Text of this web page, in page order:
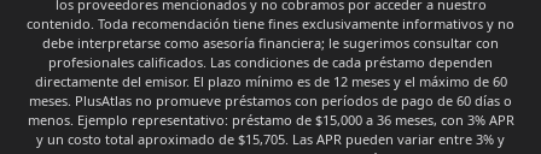
los proveedores mencionados y no cobramos por acceder a nuestro
contenido. Toda recomendación tiene fines exclusivamente informativos y no
debe interpretarse como asesoría financiera; le sugerimos consultar con
profesionales calificados. Las condiciones de cada préstamo dependen
directamente del emisor. El plazo mínimo es de 12 meses y el máximo de 60
meses. PlusAtlas no promueve préstamos con períodos de pago de 60 días o
menos. Ejemplo representativo: préstamo de $15,000 a 36 meses, con 3% APR
y un costo total aproximado de $15,705. Las APR pueden variar entre 3% y